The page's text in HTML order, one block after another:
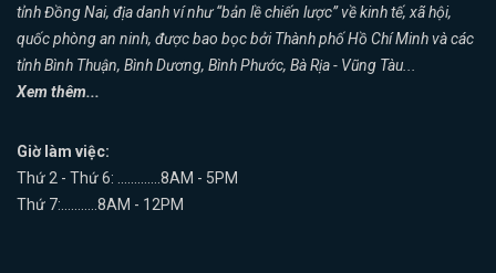
tỉnh Đồng Nai, địa danh ví như “bản lề chiến lược” về kinh tế, xã hội,
quốc phòng an ninh, được bao bọc bởi Thành phố Hồ Chí Minh và các
tỉnh Bình Thuận, Bình Dương, Bình Phước, Bà Rịa - Vũng Tàu...
Xem thêm...
Giờ làm việc:
Thứ 2 - Thứ 6: .............8AM - 5PM
Thứ 7:...........8AM - 12PM